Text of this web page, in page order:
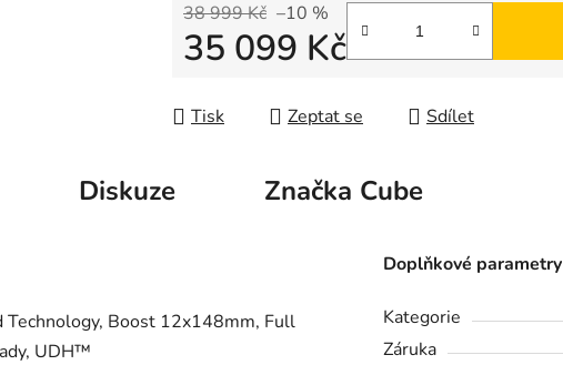
38 999 Kč –10 %
35 099 Kč
Tisk Zeptat se Sdílet
Diskuze Značka Cube
Boost 12x148mm, Full
UDH™
Doplňkové parametry
Kategorie
Záruka